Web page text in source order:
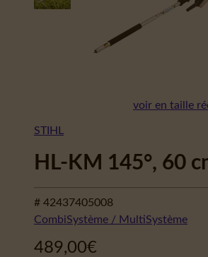
voir en taille
STIHL
HL-KM 145°, 60
# 42437405008
CombiSystème / MultiSystème
489,00€